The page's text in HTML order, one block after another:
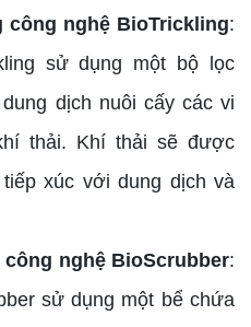
nghệ BioTrickling:
sử dụng một bộ lọc
dịch nuôi cấy các vi
thải. Khí thải sẽ được
xúc với dung dịch và
nghệ BioScrubber:
sử dụng một bể chứa